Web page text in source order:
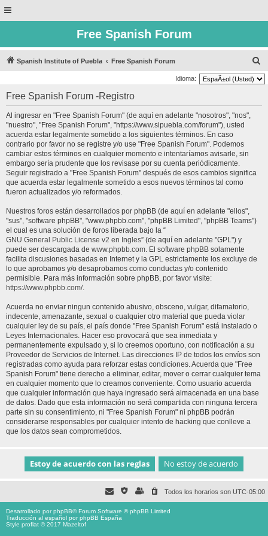
Free Spanish Forum
Spanish Institute of Puebla Free Spanish Forum
u
Idioma:
Free Spanish Forum -Registro
Al ingresar en "Free Spanish Forum" (de aquí en adelante "nosotros", "nos",
"nuestro", "Free Spanish Forum", "https://www.sipuebla.com/forum"), usted
acuerda estar legalmente sometido a los siguientes términos. En caso
contrario por favor no se registre y/o use "Free Spanish Forum". Podemos
cambiar estos términos en cualquier momento e intentaríamos avisarle, sin
embargo sería prudente que los revisase por su cuenta periódicamente.
Seguir registrado a "Free Spanish Forum" después de esos cambios significa
que acuerda estar legalmente sometido a esos nuevos términos tal como
fueron actualizados y/o reformados.
Nuestros foros están desarrollados por phpBB (de aquí en adelante "ellos",
"sus", "software phpBB", "www.phpbb.com", "phpBB Limited", "phpBB Teams")
el cual es una solución de foros liberada bajo la “
GNU General Public License v2 en Ingles” (de aquí en adelante "GPL") y
puede ser descargada de www.phpbb.com. El software phpBB solamente
facilita discusiones basadas en Internet y la GPL estrictamente los excluye de
lo que aprobamos y/o desaprobamos como conductas y/o contenido
permisible. Para más información sobre phpBB, por favor visite:
https://www.phpbb.com/.
Acuerda no enviar ningun contenido abusivo, obsceno, vulgar, difamatorio,
indecente, amenazante, sexual o cualquier otro material que pueda violar
cualquier ley de su país, el país donde "Free Spanish Forum" está instalado o
Leyes Internacionales. Hacer eso provocará que sea inmediata y
permanentemente expulsado y, si lo creemos oportuno, con notificación a su
Proveedor de Servicios de Internet. Las direcciones IP de todos los envíos son
registradas como ayuda para reforzar estas condiciones. Acuerda que "Free
Spanish Forum" tiene derecho a eliminar, editar, mover o cerrar cualquier tema
en cualquier momento que lo creamos conveniente. Como usuario acuerda
que cualquier información que haya ingresado será almacenada en una base
de datos. Dado que esta información no será compartida con ninguna tercera
parte sin su consentimiento, ni "Free Spanish Forum" ni phpBB podrán
considerarse responsables por cualquier intento de hacking que conlleve a
que los datos sean comprometidos.
Todos los horarios son UTC-05:00
Desarrollado porphpBB® Forum Software © phpBB Limited
Traducción al español porphpBB España
Style proflat © 2017 Mazeltof